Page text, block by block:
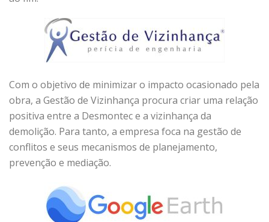
Com o objetivo de minimizar o impacto ocasionado pela
obra, a Gestão de Vizinhança procura criar uma relação
positiva entre a Desmontec e a vizinhança da
demolição. Para tanto, a empresa foca na gestão de
conflitos e seus mecanismos de planejamento,
prevenção e mediação.